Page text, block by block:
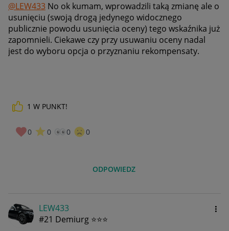
@LEW433 No ok kumam, wprowadzili taką zmianę ale o
usunięciu (swoją drogą jedynego widocznego
publicznie powodu usunięcia oceny) tego wskaźnika już
zapomnieli. Ciekawe czy przy usuwaniu oceny nadal
jest do wyboru opcja o przyznaniu rekompensaty.
1 W PUNKT!
0 0 0 0
ODPOWIEDZ
LEW433
#21 Demiurg ⭐⭐⭐